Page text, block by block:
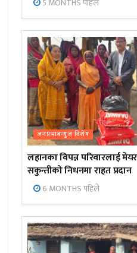
जनप्रभाबन्युज विशेष
लहानका विपन्न परिवारलाई
सकुन्तीको निधनमा राहत प्रदान
6 MONTHS पहिले